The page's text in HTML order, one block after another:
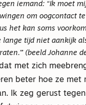
iemand: “Ik moet
om oogcontact
het kan soms
lange tijd niet aankijk
(beeld Johanne
met zich
beter hoe ze met
Ik zeg gerust